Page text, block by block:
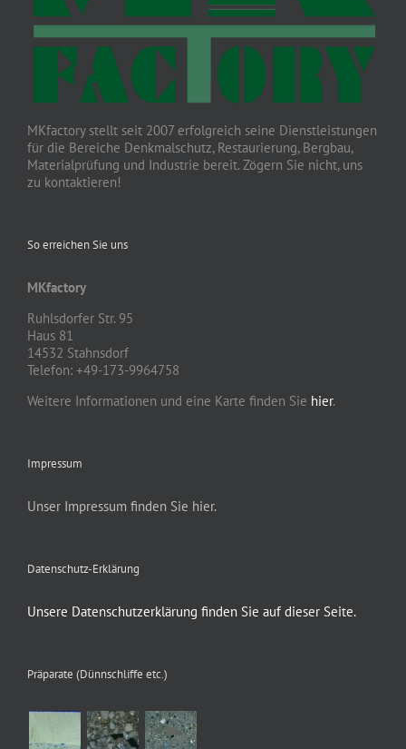
MKfactory stellt seit 2007 erfolgreich seine Dienstleistungen
für die Bereiche Denkmalschutz, Restaurierung, Bergbau,
Materialprüfung und Industrie bereit. Zögern Sie nicht, uns
zu kontaktieren!
So erreichen Sie uns
MKfactory
Ruhlsdorfer Str. 95
Haus 81
14532 Stahnsdorf
Telefon: +49-173-9964758
Weitere Informationen und eine Karte finden Sie hier.
Impressum
Unser Impressum finden Sie hier.
Datenschutz-Erklärung
Unsere Datenschutzerklärung finden Sie auf dieser Seite.
Präparate (Dünnschliffe etc.)